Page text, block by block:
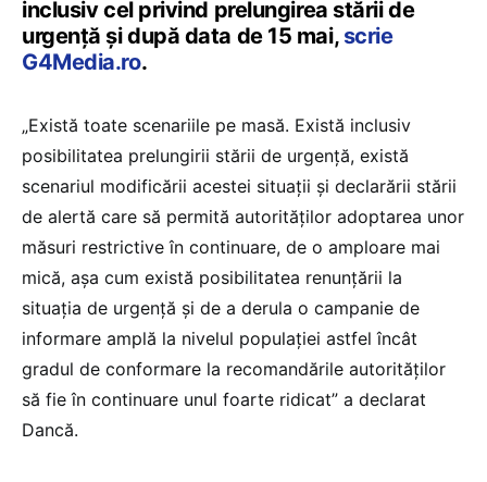
inclusiv cel privind prelungirea stării de
urgenţă şi după data de 15 mai, scrie
G4Media.ro.
„Există toate scenariile pe masă. Există inclusiv
posibilitatea prelungirii stării de urgenţă, există
scenariul modificării acestei situaţii şi declarării stării
de alertă care să permită autorităţilor adoptarea unor
măsuri restrictive în continuare, de o amploare mai
mică, aşa cum există posibilitatea renunţării la
situaţia de urgenţă şi de a derula o campanie de
informare amplă la nivelul populaţiei astfel încât
gradul de conformare la recomandările autorităţilor
să fie în continuare unul foarte ridicat” a declarat
Dancă.